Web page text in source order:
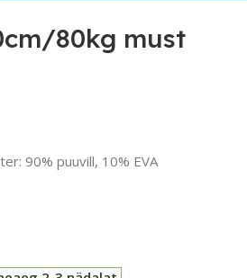
80kg must
90% puuvill, 10% EVA